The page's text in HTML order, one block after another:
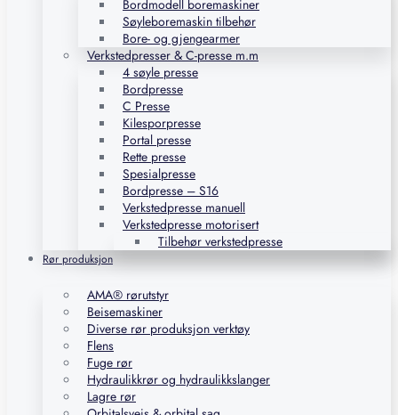
Bordmodell boremaskiner
Søyleboremaskin tilbehør
Bore- og gjengearmer
Verkstedpresser & C-presse m.m
4 søyle presse
Bordpresse
C Presse
Kilesporpresse
Portal presse
Rette presse
Spesialpresse
Bordpresse – S16
Verkstedpresse manuell
Verkstedpresse motorisert
Tilbehør verkstedpresse
Rør produksjon
AMA® rørutstyr
Beisemaskiner
Diverse rør produksjon verktøy
Flens
Fuge rør
Hydraulikkrør og hydraulikkslanger
Lagre rør